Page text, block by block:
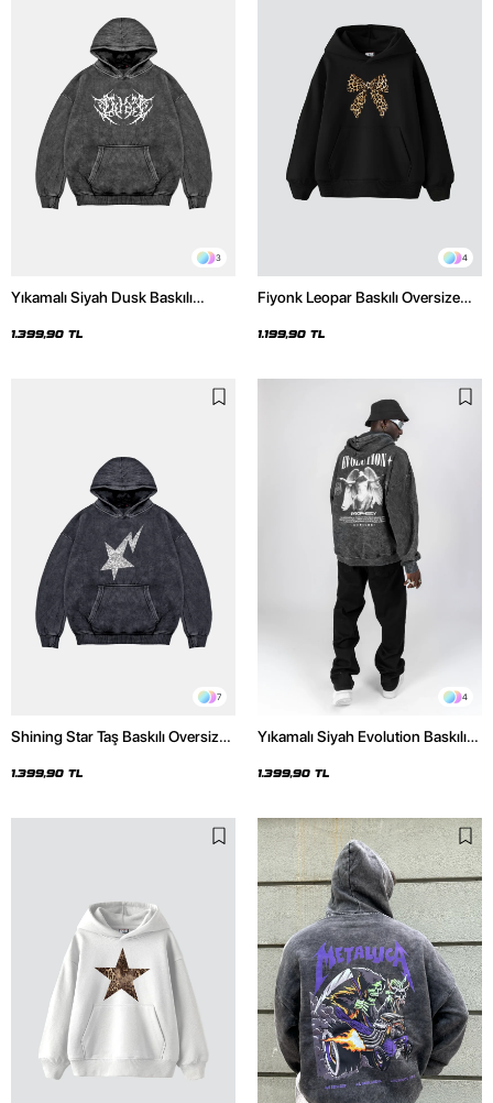
3
Yıkamalı Siyah Dusk Baskılı
1.399,90 TL
4
Fiyonk Leopar Baskılı Oversize
1.199,90 TL
7
Shining Star Taş Baskılı Oversize
Hoodie
1.399,90 TL
4
Yıkamalı Siyah Evolution Baskılı
Hoodie
1.399,90 TL